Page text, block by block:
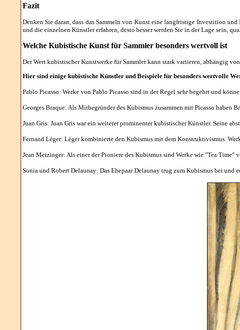
Fazit
Denken Sie daran, dass das Sammeln von Kunst eine langfristige Investition
und die einzelnen Künstler erfahren, desto besser werden Sie in der Lage sein,
WelcheKubistische Kunst für Sammler besonders wertvoll ist
Der Wert kubistischer Kunstwerke für Sammler kann stark variieren, abhängig
Hier sind einige kubistische Künstler und Beispiele für besonders wertvolle
Pablo Picasso: Werke von Pablo Picasso sind in der Regel sehr begehrt und
Georges Braque: Als Mitbegründer des Kubismus zusammen mit Picasso haben
Juan Gris: Juan Gris war ein weiterer prominenter kubistischer Künstler. Seine
Fernand Léger: Léger kombinierte den Kubismus mit dem Konstruktivismus.
Jean Metzinger: Als einer der Pioniere des Kubismus sind Werke wie "Tea Time"
Sonia und Robert Delaunay: Das Ehepaar Delaunay trug zum Kubismus bei und